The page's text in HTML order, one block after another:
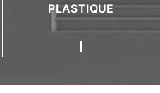
PLASTIQUE